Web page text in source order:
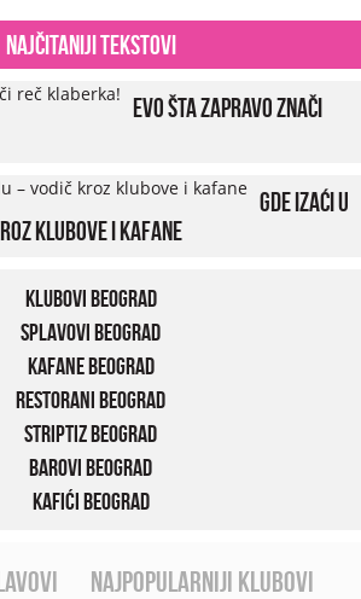
Najčitaniji tekstovi
Evo šta zapravo znači
Gde izaći u
klubove i kafane
Klubovi Beograd
Splavovi Beograd
Kafane Beograd
Restorani Beograd
Striptiz Beograd
Barovi Beograd
Kafići Beograd
najpopularniji klubovi